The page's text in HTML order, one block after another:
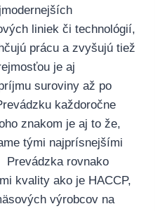
liniek či technológií,
prácu a zvyšujú tiež
je aj
suroviny až po
každoročne
znakom je aj to že,
tými najprísnejšími
Prevádzka rovnako
kvality ako je HACCP,
výrobcov na